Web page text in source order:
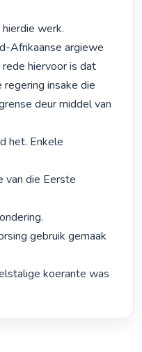
werk.
Afrikaanse argiewe
hiervoor is dat
insake die
deur middel van
het. Enkele
van die Eerste
gebruik gemaak
koerante was